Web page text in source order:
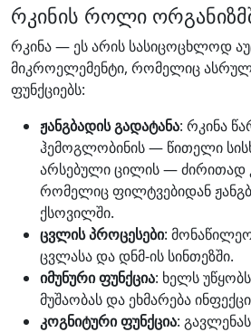
რკინის როლი
რკინა — ეს არის სასიცოცხლოდ
მიკროელემენტი, რომელიც
ფუნქციებს:
ჟანგბადის გადატანა: რკინა
ჰემოგლობინის — წითელი
არსებული ცილის — ძირითად
რომელიც ფილტვებიდან
ქსოვილში.
ცვლის პროცესები:
ცვლასა და დნმ-ის სინთეზში.
იმუნური ფუნქცია: ხელს
მუშაობას და ეხმარება
კოგნიტური ფუნქცია: